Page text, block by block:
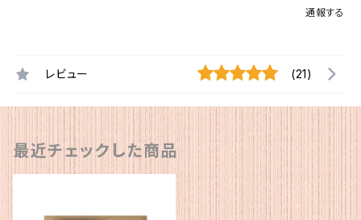
通報する
レビュー (21)
最近チェックした商品